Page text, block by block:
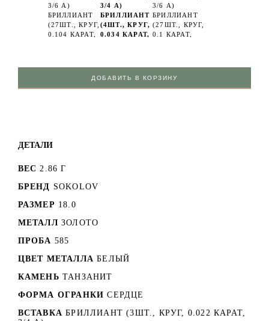
3/6 А)
БРИЛЛИАНТ
(27ШТ., КРУГ,
0.104 КАРАТ,
3/4 А)
БРИЛЛИАНТ
(4ШТ., КРУГ,
0.034 КАРАТ,
КАРАТ, 3/6 А)
3/6 А)
БРИЛЛИАНТ
(27ШТ., КРУГ,
0.1 КАРАТ,
ДОБАВИТЬ В КОРЗИНУ
ДЕТАЛИ
ВЕС 2.86 Г
БРЕНД SOKOLOV
РАЗМЕР 18.0
МЕТАЛЛ ЗОЛОТО
ПРОБА 585
ЦВЕТ МЕТАЛЛА БЕЛЫЙ
КАМЕНЬ ТАНЗАНИТ
ФОРМА ОГРАНКИ СЕРДЦЕ
ВСТАВКА БРИЛЛИАНТ (3ШТ., КРУГ, 0.022 КАРАТ,